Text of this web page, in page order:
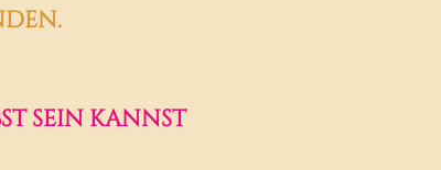
sein kannst